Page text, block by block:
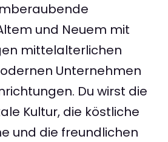
und Neuem mit
mittelalterlichen
Unternehmen
Du wirst die
Kultur, die köstliche
und die freundlichen